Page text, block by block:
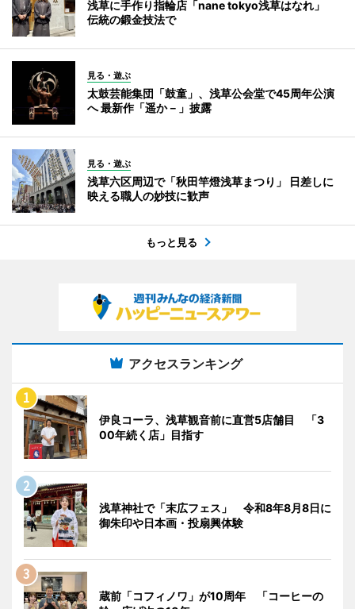
浅草に手作り指輪店「nane tokyo浅草はなれ」
伝統の鍛金技法で
見る・遊ぶ
太鼓芸能集団「鼓童」、浅草公会堂で45周年公演
へ 最新作「遥か－」披露
見る・遊ぶ
浅草六区周辺で「秋田竿燈浅草まつり」 日差しに
映える職人の妙技に歓声
もっと見る
アクセスランキング
伊良コーラ、浅草観音前に直営5店舗目 「3
00年続く店」目指す
浅草神社で「末広フェス」 令和8年8月8日に
御朱印や日本画・投扇興体験
蔵前「コフィノワ」が10周年 「コーヒーの